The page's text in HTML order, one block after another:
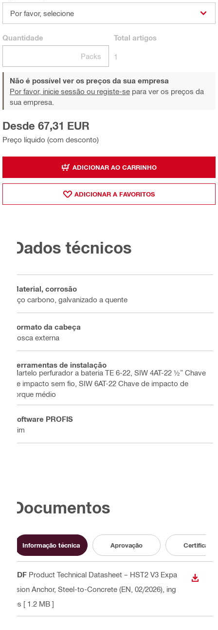
Por favor, selecione
Quantidade
Packs
Total artigos
1
Não é possível ver os preços da sua empresa
Por favor, inicie sessão ou registe-se para ver os preços da
sua empresa.
Preço líquido (com desconto)
Desde 67,31 EUR
ADICIONAR AO CARRINHO
ADICIONAR A FAVORITOS
Dados técnicos
Material, corrosão
Aço carbono, galvanizado a quente
Formato da cabeça
Rosca externa
Ferramentas de instalação
Martelo perfurador a bateria TE 6-22, SIW 4AT-22 ½” Chave
de impacto sem fio, SIW 6AT-22 Chave de impacto de
torque médio
Software PROFIS
Sim
Documentos
Informação técnica Aprovação Certificado
PDF Product Technical Datasheet – HST2 V3 Expa
nsion Anchor, Steel-to-Concrete (EN, 02/2026) , ing
lês [ 1.2 MB ]